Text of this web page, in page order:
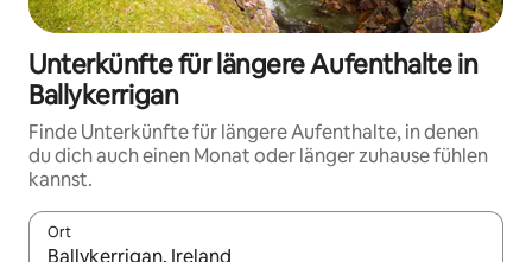
Unterkünfte für längere Aufenthalte in
Ballykerrigan
Finde Unterkünfte für längere Aufenthalte, in denen
du dich auch einen Monat oder länger zuhause fühlen
kannst.
Ort
Wenn Ergebnisse verfügbar sind, navigiere mit den